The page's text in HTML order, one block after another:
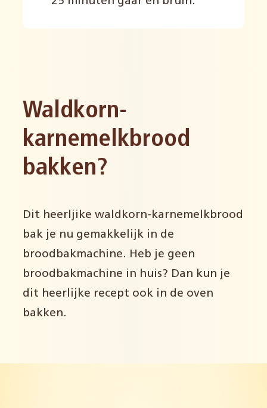
Waldkorn-
karnemelkbrood
bakken?
Dit heerljike waldkorn-karnemelkbrood
bak je nu gemakkelijk in de
broodbakmachine. Heb je geen
broodbakmachine in huis? Dan kun je
dit heerlijke recept ook in de oven
bakken.